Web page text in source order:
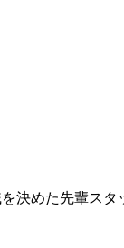
決めた先輩スタ